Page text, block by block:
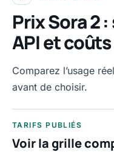
Prix Sora 2
API et
Comparez l’usage
avant de choisir.
TARIFS PUBLIÉS
Voir la grille